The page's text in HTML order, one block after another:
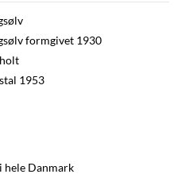
formgivet 1930
1953
hele Danmark